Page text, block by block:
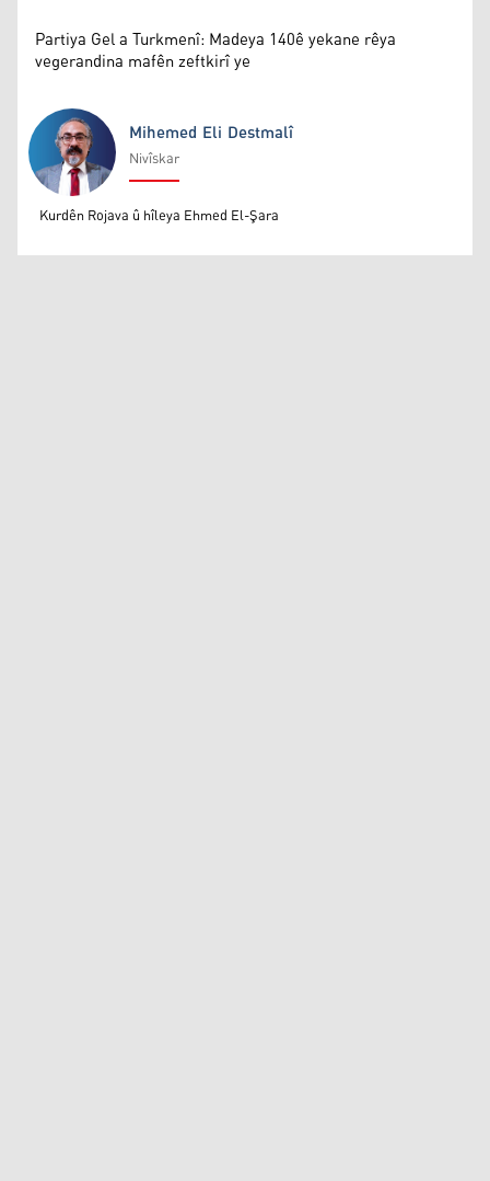
Partiya Gel a Turkmenî: Madeya 140ê yekane rêya
vegerandina mafên zeftkirî ye
Mihemed Eli Destmalî
Mihemed Eli Destmalî
Nivîskar
Kurdên Rojava û hîleya Ehmed El-Şara